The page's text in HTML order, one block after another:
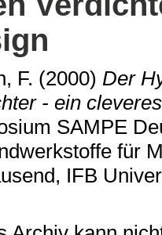
F. (2000) Der
- ein
SAMPE
für
IFB